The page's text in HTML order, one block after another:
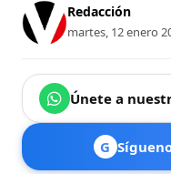
Redacción
martes, 12 enero
Únete a
G